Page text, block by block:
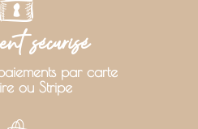
sécurisé
par carte
ou Stripe